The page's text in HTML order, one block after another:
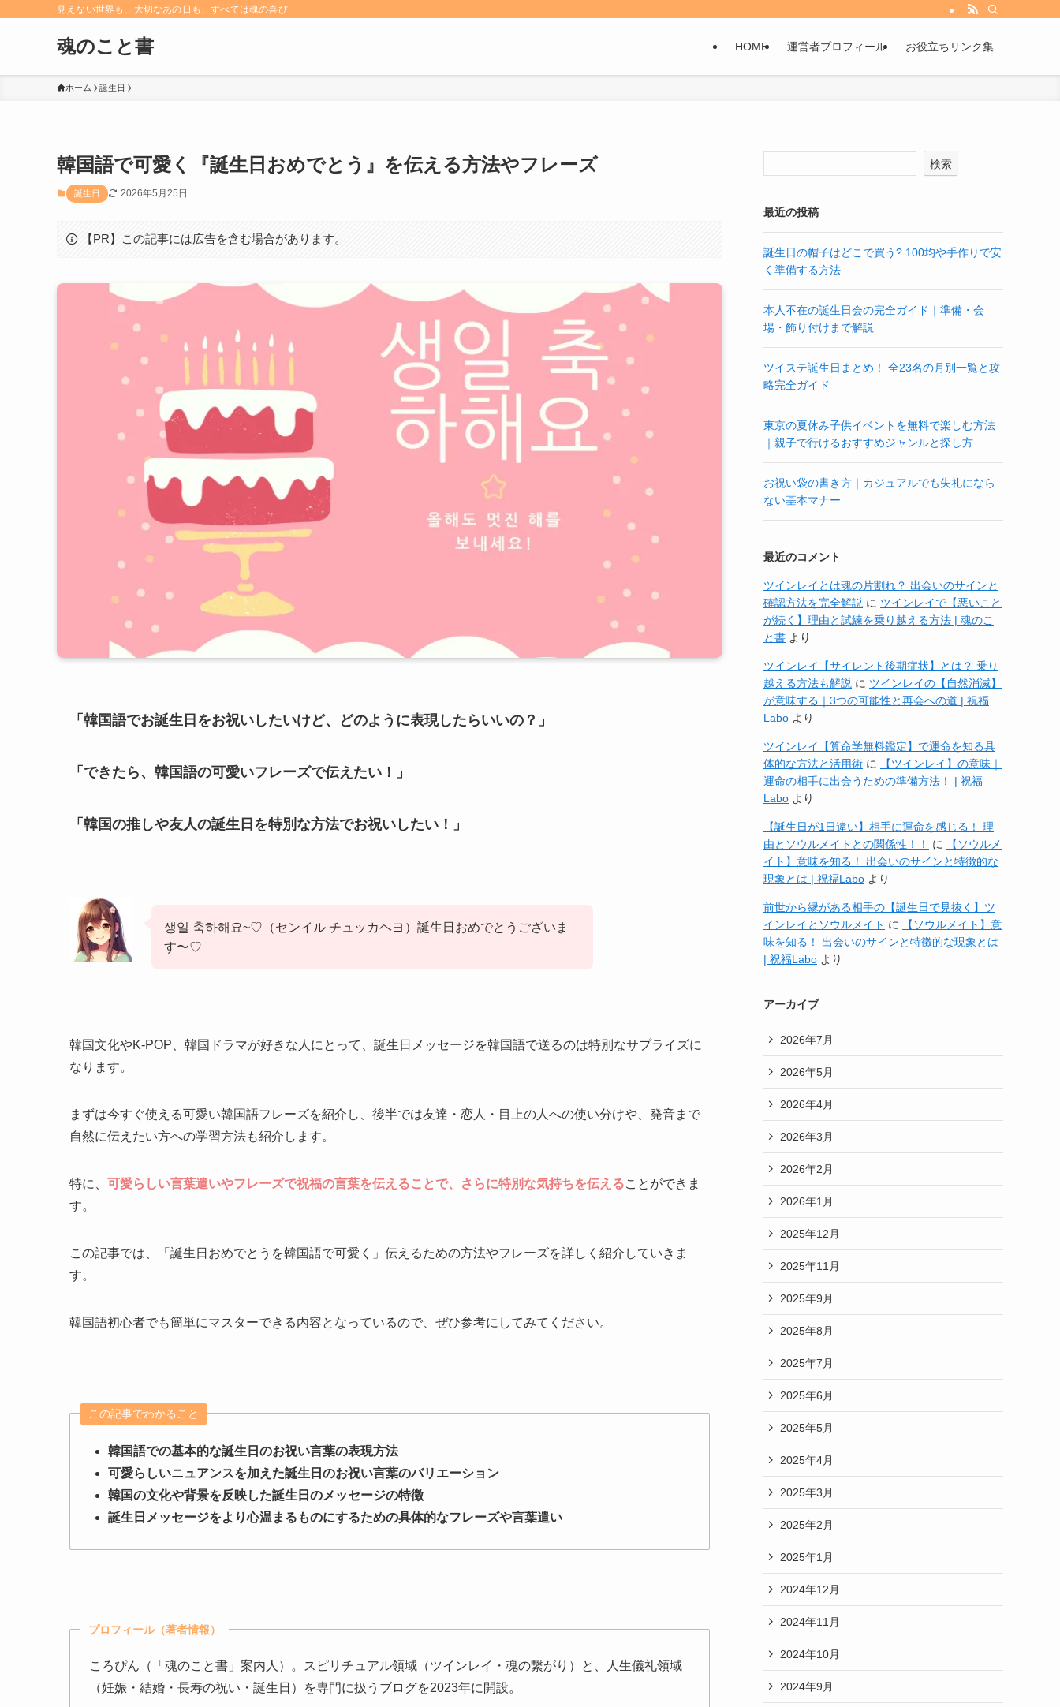
見えない世界も、大切なあの日も、すべては魂の喜び
魂のこと書 HOME 運営者プロフィール お役立ちリンク集
ホーム 誕生日
韓国語で可愛く『誕生日おめでとう』を伝える方法やフレーズ
誕生日 2026年5月25日
【PR】この記事には広告を含む場合があります。
「韓国語でお誕生日をお祝いしたいけど、どのように表現したらいいの？」
「できたら、韓国語の可愛いフレーズで伝えたい！」
「韓国の推しや友人の誕生日を特別な方法でお祝いしたい！」
생일 축하해요~♡（センイル チュッカヘヨ）誕生日おめでとうございま
す〜♡
韓国文化やK-POP、韓国ドラマが好きな人にとって、誕生日メッセージを韓国語で送るのは特別なサプライズに
なります。
まずは今すぐ使える可愛い韓国語フレーズを紹介し、後半では友達・恋人・目上の人への使い分けや、発音まで
自然に伝えたい方への学習方法も紹介します。
特に、 可愛らしい言葉遣いやフレーズで祝福の言葉を伝えることで、さらに特別な気持ちを伝えることができま
す。
この記事では、「誕生日おめでとうを韓国語で可愛く」伝えるための方法やフレーズを詳しく紹介していきま
す。
韓国語初心者でも簡単にマスターできる内容となっているので、ぜひ参考にしてみてください。
この記事でわかること
韓国語での基本的な誕生日のお祝い言葉の表現方法
可愛らしいニュアンスを加えた誕生日のお祝い言葉のバリエーション
韓国の文化や背景を反映した誕生日のメッセージの特徴
誕生日メッセージをより心温まるものにするための具体的なフレーズや言葉遣い
プロフィール（著者情報）
ころぴん（「魂のこと書」案内人）。スピリチュアル領域（ツインレイ・魂の繋がり）と、人生儀礼領域
（妊娠・結婚・長寿の祝い・誕生日）を専門に扱うブログを2023年に開設。
検索
最近の投稿
誕生日の帽子はどこで買う? 100均や手作りで安
く準備する方法
本人不在の誕生日会の完全ガイド｜準備・会
場・飾り付けまで解説
ツイステ誕生日まとめ！ 全23名の月別一覧と攻
略完全ガイド
東京の夏休み子供イベントを無料で楽しむ方法
｜親子で行けるおすすめジャンルと探し方
お祝い袋の書き方｜カジュアルでも失礼になら
ない基本マナー
最近のコメント
ツインレイとは魂の片割れ？ 出会いのサインと
確認方法を完全解説 に ツインレイで【悪いこと
が続く】理由と試練を乗り越える方法 | 魂のこ
と書 より
ツインレイ【サイレント後期症状】とは？ 乗り
越える方法も解説 に ツインレイの【自然消滅】
が意味する｜3つの可能性と再会への道 | 祝福
Labo より
ツインレイ【算命学無料鑑定】で運命を知る具
体的な方法と活用術 に
【ツインレイ】の意味｜
運命の相手に出会うための準備方法！ | 祝福
Labo より
【誕生日が1日違い】相手に運命を感じる！ 理
由とソウルメイトとの関係性！！
に
【ソウルメ
イト】意味を知る！ 出会いのサインと特徴的な
現象とは | 祝福Labo より
前世から縁がある相手の【誕生日で見抜く】ツ
インレイとソウルメイト に
【ソウルメイト】意
味を知る！ 出会いのサインと特徴的な現象とは
| 祝福Labo より
アーカイブ
2026年7月
2026年5月
2026年4月
2026年3月
2026年2月
2026年1月
2025年12月
2025年11月
2025年9月
2025年8月
2025年7月
2025年6月
2025年5月
2025年4月
2025年3月
2025年2月
2025年1月
2024年12月
2024年11月
2024年10月
2024年9月